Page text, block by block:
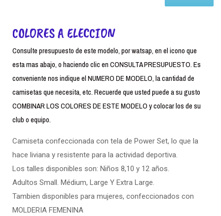
COLORES A ELECCION
Consulte presupuesto de este modelo, por watsap, en el icono que
esta mas abajo, o haciendo clic en CONSULTA PRESUPUESTO. Es
conveniente nos indique el NUMERO DE MODELO, la cantidad de
camisetas que necesita, etc. Recuerde que usted puede a su gusto
COMBINAR LOS COLORES DE ESTE MODELO y colocar los de su
club o equipo.
Camiseta confeccionada con tela de Power Set, lo que la
hace liviana y resistente para la actividad deportiva.
Los talles disponibles son: Niños 8,10 y 12 años.
Adultos Small. Médium, Large Y Extra Large.
Tambien disponibles para mujeres, confeccionados con
MOLDERIA FEMENINA